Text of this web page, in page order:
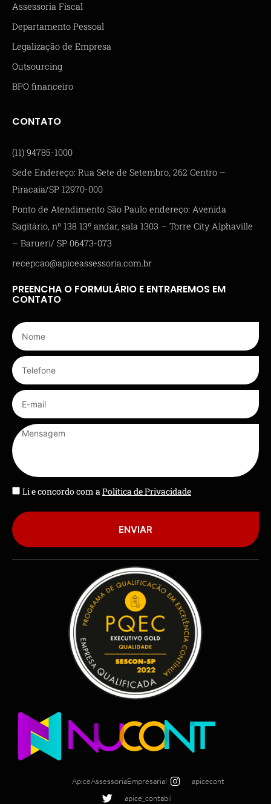
Assessoria Fiscal
Departamento Pessoal
Legalização de Empresa
Outsourcing
BPO financeiro
CONTATO
(11) 94785-1000
Sede Endereço: Rua Sete de Setembro, 262 Centro –
Piracaia/SP 12970-000
Ponto de Atendimento São Paulo endereço: Avenida
Sagitário, nº 138 13º andar, sala 1303 – Torre City Alphaville
– Barueri/ SP 06473-073
recepcao@apiceassessoria.com.br
PREENCHA O FORMULÁRIO E ENTRAREMOS EM
CONTATO
Li e concordo com aPolítica de Privacidade
ENVIAR
ApiceAssessoriaEmpresarial
apicecont
apice_contabil